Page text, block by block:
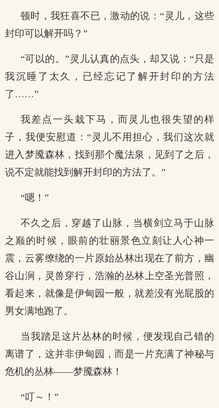
顿时，我狂喜不已，激动的说：“灵儿，这些
封印可以解开吗？”
“可以的。”灵儿认真的点头，却又说：“只是
我沉睡了太久，已经忘记了解开封印的方法
了……”
我差点一头栽下马，而灵儿也很失望的样
子，我便安慰道：“灵儿不用担心，我们这次就
进入梦魇森林，找到那个魔法泉，见到了之后，
说不定就能找到解开封印的方法了。”
“嗯！”
不久之后，穿越了山脉，当横剑立马于山脉
之巅的时候，眼前的壮丽景色立刻让人心神一
震，云雾缭绕的一片原始丛林出现在了前方，幽
谷山涧，灵兽穿行，浩瀚的丛林上空圣光普照，
看起来，就像是伊甸园一般，就差没有光屁股的
男女满地跑了。
当我踏足这片丛林的时候，便发现自己错的
离谱了，这并非伊甸园，而是一片充满了神秘与
危机的丛林——梦魇森林！
“叮～！”